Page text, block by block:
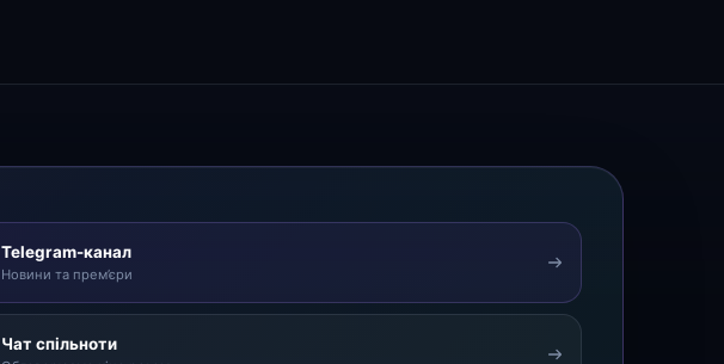
Telegram-канал
Новини та прем’єри
Чат спільноти